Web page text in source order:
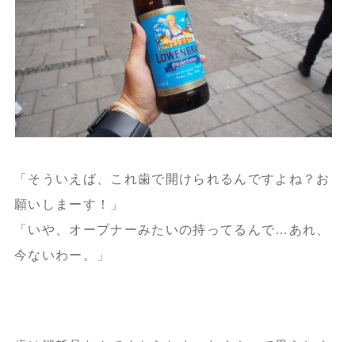
「そういえば、これ歯で開けられるんですよね？お
願いしまーす！」
「いや、オープナーみたいの持ってるんで…あれ、
今ないわー。」